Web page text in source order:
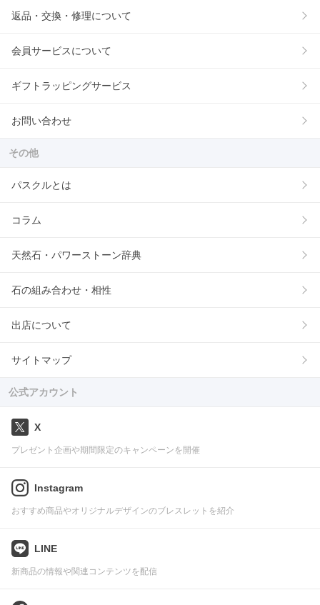
返品・交換・修理について
会員サービスについて
ギフトラッピングサービス
お問い合わせ
その他
パスクルとは
コラム
天然石・パワーストーン辞典
石の組み合わせ・相性
出店について
サイトマップ
公式アカウント
X
プレゼント企画や期間限定のキャンペーンを開催
Instagram
おすすめ商品やオリジナルデザインのブレスレットを紹介
LINE
新商品の情報や関連コンテンツを配信